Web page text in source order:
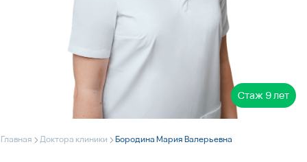
Главная >Доктора клиники >Бородина Мария Валерьевна
Стаж 9 лет